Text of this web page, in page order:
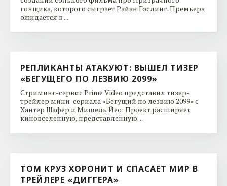
гонщика, которого сыграет Райан Гослинг. Премьера
ожидается в ...
РЕПЛИКАНТЫ АТАКУЮТ: ВЫШЕЛ ТИЗЕР
«БЕГУЩЕГО ПО ЛЕЗВИЮ 2099»
Стриминг-сервис Prime Video представил тизер-
трейлер мини-сериала «Бегущий по лезвию 2099» с
Хантер Шафер и Мишель Йео: Проект расширяет
киновселенную, представленную ...
ТОМ КРУЗ ХОРОНИТ И СПАСАЕТ МИР В
ТРЕЙЛЕРЕ «ДИГГЕРА»